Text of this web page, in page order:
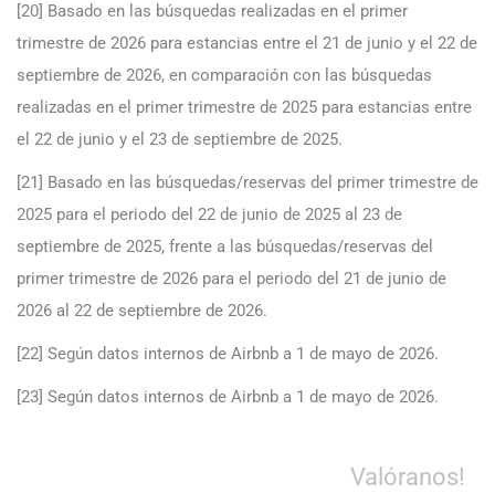
[20] Basado en las búsquedas realizadas en el primer
trimestre de 2026 para estancias entre el 21 de junio y el 22 de
septiembre de 2026, en comparación con las búsquedas
realizadas en el primer trimestre de 2025 para estancias entre
el 22 de junio y el 23 de septiembre de 2025.
[21] Basado en las búsquedas/reservas del primer trimestre de
2025 para el periodo del 22 de junio de 2025 al 23 de
septiembre de 2025, frente a las búsquedas/reservas del
primer trimestre de 2026 para el periodo del 21 de junio de
2026 al 22 de septiembre de 2026.
[22] Según datos internos de Airbnb a 1 de mayo de 2026.
[23] Según datos internos de Airbnb a 1 de mayo de 2026.
Valóranos!